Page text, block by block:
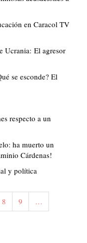
en Caracol TV
Ucrania: El agresor
se esconde? El
respecto a un
ha muerto un
Cárdenas!
y política
Página
8 Página
9
…